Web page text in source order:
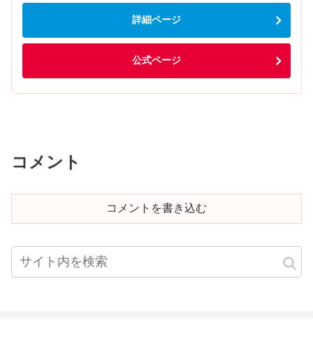
詳細ページ
公式ページ
コメント
コメントを書き込む